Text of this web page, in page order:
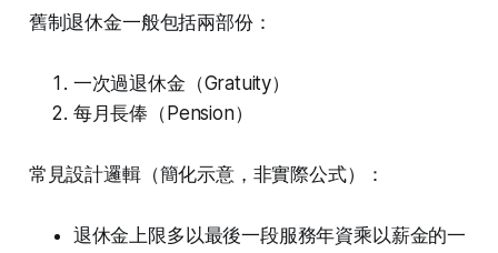
舊制退休金一般包括兩部份：
一次過退休金（Gratuity）
每月長俸（Pension）
常見設計邏輯（簡化示意，非實際公式）：
退休金上限多以最後一段服務年資乘以薪金的一